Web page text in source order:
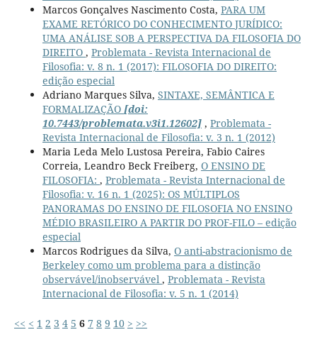
Marcos Gonçalves Nascimento Costa, PARA UM
EXAME RETÓRICO DO CONHECIMENTO JURÍDICO:
UMA ANÁLISE SOB A PERSPECTIVA DA FILOSOFIA DO
DIREITO , Problemata - Revista Internacional de
Filosofia: v. 8 n. 1 (2017): FILOSOFIA DO DIREITO:
edição especial
Adriano Marques Silva, SINTAXE, SEMÂNTICA E
FORMALIZAÇÃO [doi:
10.7443/problemata.v3i1.12602], Problemata -
Revista Internacional de Filosofia: v. 3 n. 1 (2012)
Maria Leda Melo Lustosa Pereira, Fabio Caires
Correia, Leandro Beck Freiberg, O ENSINO DE
FILOSOFIA: , Problemata - Revista Internacional de
Filosofia: v. 16 n. 1 (2025): OS MÚLTIPLOS
PANORAMAS DO ENSINO DE FILOSOFIA NO ENSINO
MÉDIO BRASILEIRO A PARTIR DO PROF-FILO – edição
especial
Marcos Rodrigues da Silva, O anti-abstracionismo de
Berkeley como um problema para a distinção
observável/inobservável , Problemata - Revista
Internacional de Filosofia: v. 5 n. 1 (2014)
<< < 1 2 3 4 5 6 7 8 9 10 > >>